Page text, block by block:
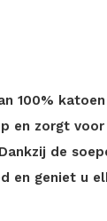
100%
en zorgt
de
en geniet u